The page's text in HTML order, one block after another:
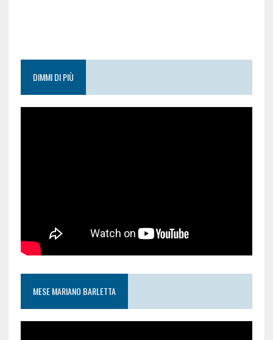
DIMMI DI PIÙ
MESE MARIANO BARLETTA